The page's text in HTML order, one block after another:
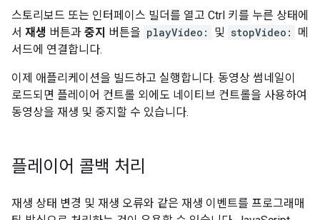
스토리보드 또는 인터페이스 빌더를 열고 Ctrl 키를 누른 상태에
서 재생 버튼과 중지 버튼을 playVideo: 및 stopVideo:
메
서드에 연결합니다.
이제 애플리케이션을 빌드하고 실행합니다. 동영상 썸네일이
로드되면 플레이어 컨트롤 외에도 네이티브 컨트롤을 사용하여
동영상을 재생 및 중지할 수 있습니다.
플레이어 콜백 처리
재생 상태 변경 및 재생 오류와 같은 재생 이벤트를 프로그래매